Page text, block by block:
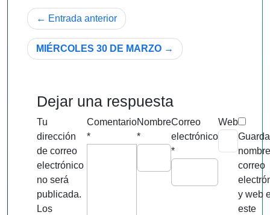
Navegación
de
entradas
Entrada anterior
MIÉRCOLES 30 DE MARZO
Dejar una respuesta
Tu
dirección
de correo
electrónico
no será
publicada.
Los
Comentario
*
Nombre
*
Correo
electrónico
*
Web
correo
y web
este